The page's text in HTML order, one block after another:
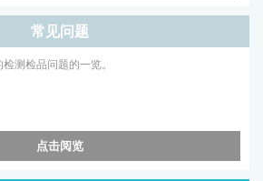
常见问题
测检品问题的一览。
点击阅览